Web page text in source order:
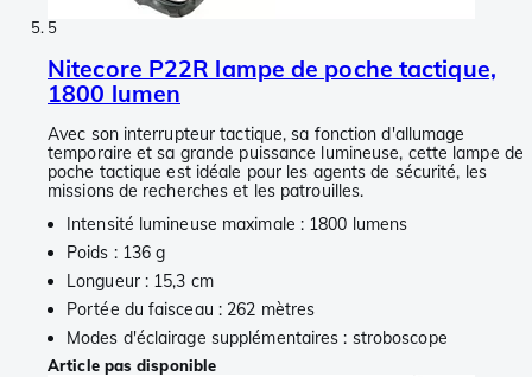
5
Nitecore P22R lampe de poche tactique,
1800 lumen
Avec son interrupteur tactique, sa fonction d'allumage
temporaire et sa grande puissance lumineuse, cette lampe de
poche tactique est idéale pour les agents de sécurité, les
missions de recherches et les patrouilles.
Intensité lumineuse maximale : 1800 lumens
Poids : 136 g
Longueur : 15,3 cm
Portée du faisceau : 262 mètres
Modes d'éclairage supplémentaires : stroboscope
Article pas disponible